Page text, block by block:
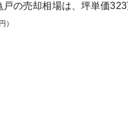
戸の売却相場は、坪単価323
）